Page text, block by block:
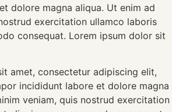
dolore magna aliqua. Ut enim ad
exercitation ullamco laboris
consequat. Lorem ipsum dolor sit
amet, consectetur adipiscing elit,
incididunt labore et dolore magna
veniam, quis nostrud exercitation